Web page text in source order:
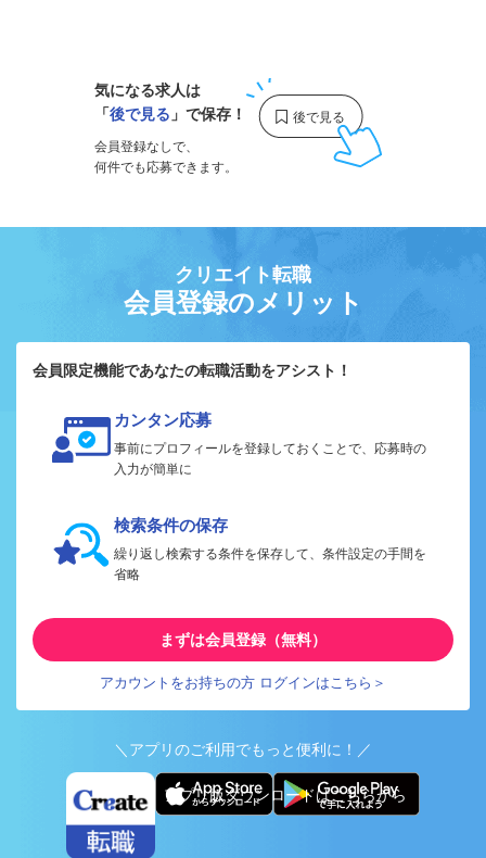
気になる求人は
「後で見る 」で保存！
会員登録なしで、
何件でも応募できます。
クリエイト転職
会員登録のメリット
会員限定機能であなたの転職活動をアシスト！
カンタン応募
事前にプロフィールを登録しておくことで、応募時の
入力が簡単に
検索条件の保存
繰り返し検索する条件を保存して、条件設定の手間を
省略
まずは会員登録（無料）
アカウントをお持ちの方 ログインはこちら＞
＼アプリのご利用でもっと便利に！／
アプリ版ダウンロードはこちらから